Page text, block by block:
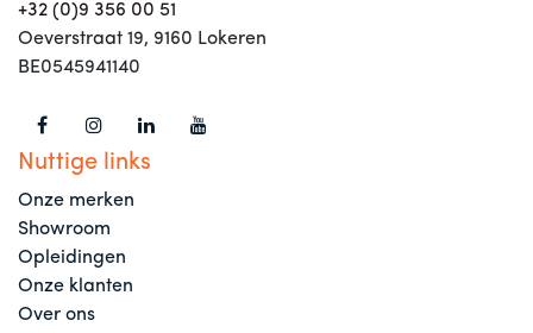
+32 (0)9 356 00 51
Oeverstraat 19, 9160 Lokeren
BE0545941140
Nuttige links
Onze merken
Showroom
Opleidingen
Onze klanten
Over ons